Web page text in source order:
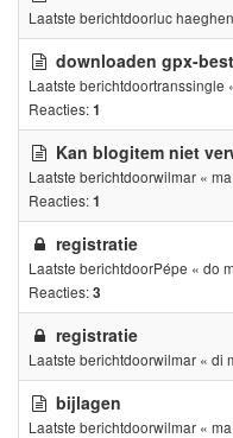
Laatste berichtdoorluc
downloaden gpx-
Laatste berichtdoortranssingle
Reacties:1
Kan blogitem niet
Laatste berichtdoorwilmar «
Reacties:1
registratie
Laatste berichtdoorPépe « do
Reacties:3
registratie
Laatste berichtdoorwilmar « di
bijlagen
Laatste berichtdoorwilmar «